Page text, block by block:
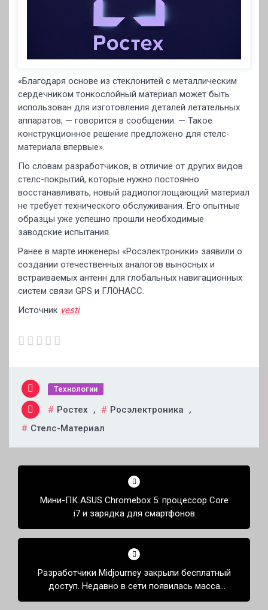
«Благодаря основе из стеклонитей c металлическим
сердечником тонкослойный материал может быть
использован для изготовления деталей летательных
аппаратов, — говорится в сообщении. — Такое
конструкционное решение предложено для стелс-
материала впервые».
По словам разработчиков, в отличие от других видов
стелс-покрытий, которые нужно постоянно
восстанавливать, новый радиопоглощающий материал
не требует технического обслуживания. Его опытные
образцы уже успешно прошли необходимые
заводские испытания.
Ранее в марте инженеры «Росэлектроники» заявили о
создании отечественных аналогов выносных и
встраиваемых антенн для глобальных навигационных
систем связи GPS и ГЛОНАСС.
Источник vesti
Технологии
Ростех , Росэлектроника
,
Стелс-Материал
Навигация
записямМини-ПК ASUS Chromebox 5: процессор Core
i7 и зарядка для смартфонов
Разработчики Midjourney закрыли бесплатный
доступ. Недавно в сети появилась масса
«дипфейков»